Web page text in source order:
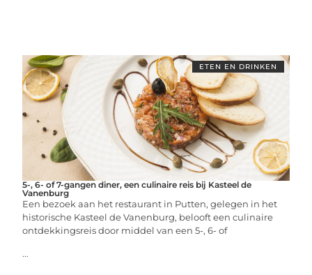
ETEN EN DRINKEN
5-, 6- of 7-gangen diner, een culinaire reis bij Kasteel de
Vanenburg
Een bezoek aan het restaurant in Putten, gelegen in het
historische Kasteel de Vanenburg, belooft een culinaire
ontdekkingsreis door middel van een 5-, 6- of
...